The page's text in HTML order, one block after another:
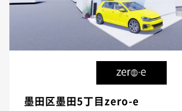
墨田区墨田5丁目zero-e